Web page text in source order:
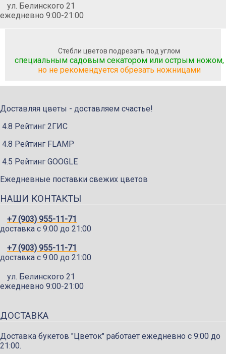
ул. Белинского 21
ежедневно 9:00-21:00
Стебли цветов подрезать под углом
специальным садовым секатором или острым ножом,
но не рекомендуется обрезать ножницами
Доставляя цветы - доставляем счастье!
4.8 Рейтинг 2ГИС
4.8 Рейтинг FLAMP
4.5 Рейтинг GOOGLE
Ежедневные поставки свежих цветов
НАШИ КОНТАКТЫ
+7 (903) 955-11-71
доставка c 9:00 до 21:00
+7 (903) 955-11-71
доставка c 9:00 до 21:00
ул. Белинского 21
ежедневно 9:00-21:00
ДОСТАВКА
Доставка букетов "Цветок" работает ежедневно с 9:00 до
21:00.